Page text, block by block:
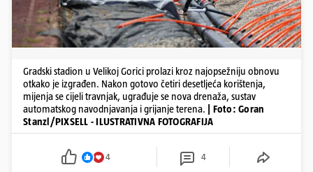
Gradski stadion u Velikoj Gorici prolazi kroz najopsežniju obnovu
otkako je izgrađen. Nakon gotovo četiri desetljeća korištenja,
mijenja se cijeli travnjak, ugrađuje se nova drenaža, sustav
automatskog navodnjavanja i grijanje terena.
| Foto: Goran
Stanzl/PIXSELL - ILUSTRATIVNA FOTOGRAFIJA
4 4